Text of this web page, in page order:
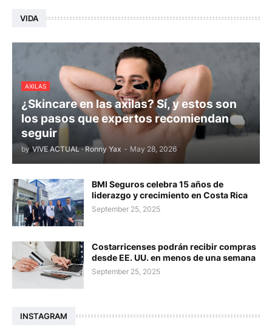
VIDA
AXILAS
¿Skincare en las axilas? Sí, y estos son
los pasos que expertos recomiendan
seguir
by VIVE ACTUAL · Ronny Yax - May 28, 2026
BMI Seguros celebra 15 años de
liderazgo y crecimiento en Costa Rica
September 25, 2025
Costarricenses podrán recibir compras
desde EE. UU. en menos de una semana
September 25, 2025
INSTAGRAM